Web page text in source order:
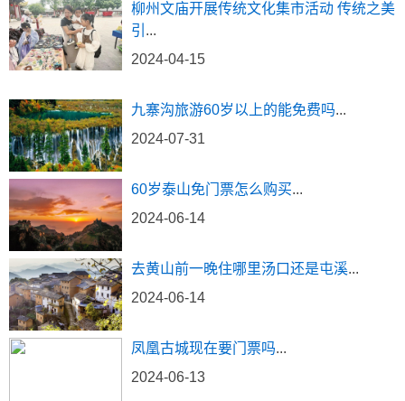
柳州文庙开展传统文化集市活动 传统之美
引 ...
2024-04-15
九寨沟旅游60岁以上的能免费吗...
2024-07-31
60岁泰山免门票怎么购买...
2024-06-14
去黄山前一晚住哪里汤口还是屯溪...
2024-06-14
凤凰古城现在要门票吗...
2024-06-13